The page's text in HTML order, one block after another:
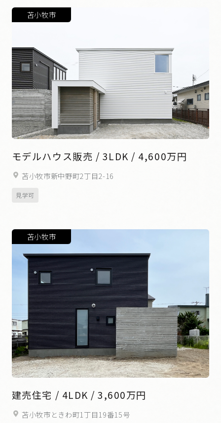
モデルハウス販売 / 3LDK / 4,600万円
苫小牧市新中野町2丁目2-16
見学可
苫小牧市
建売住宅 / 4LDK / 3,600万円
苫小牧市ときわ町1丁目19番15号
苫小牧市